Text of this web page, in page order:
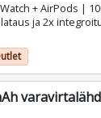
+ AirPods |
ja 2x